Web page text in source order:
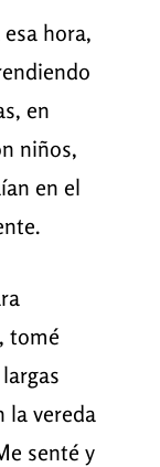
hora,
en
niños,
en el
tomé
la vereda
senté y